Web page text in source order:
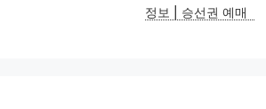
정보 | 승선권 예매